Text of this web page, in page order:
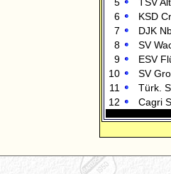
6
KSD
7
DJK
8
SV
9
ESV
10
SV
11
Türk.
12
Cagri